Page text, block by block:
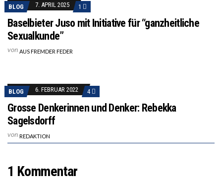
BLOG 7. APRIL 2025 1
Baselbieter Juso mit Initiative für “ganzheitliche
Sexualkunde”
von AUS FREMDER FEDER
BLOG 6. FEBRUAR 2022 4
Grosse Denkerinnen und Denker: Rebekka
Sagelsdorff
von REDAKTION
1 Kommentar